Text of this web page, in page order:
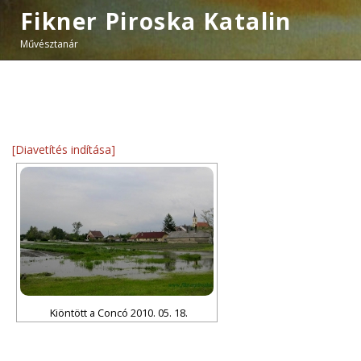
Fikner Piroska Katalin
Művésztanár
[Diavetítés indítása]
Kiöntött a Concó 2010. 05. 18.